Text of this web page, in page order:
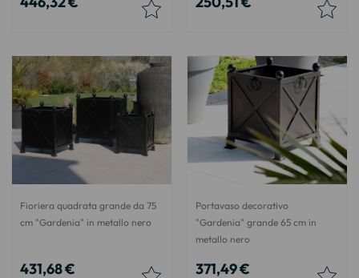
Fioriera quadrata grande da 75
cm "Gardenia" in metallo nero
431,68 €
Portavaso decorativo
"Gardenia" grande 65 cm in
metallo nero
371,49 €